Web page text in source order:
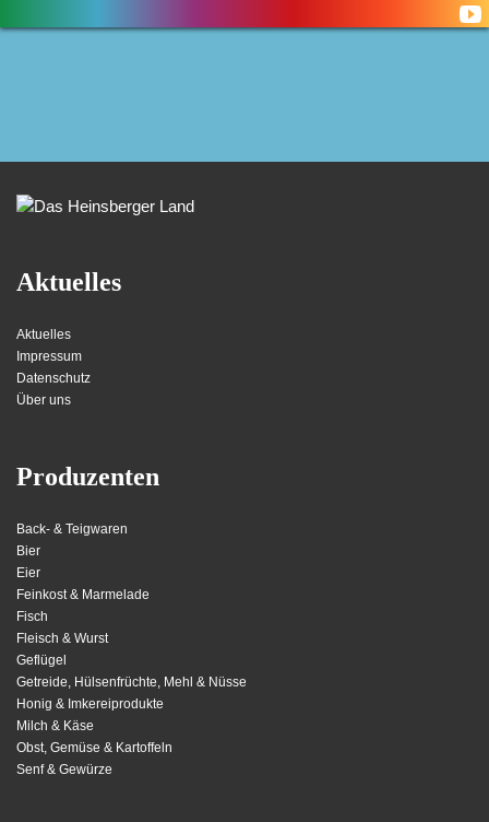
Aktuelles
Aktuelles
Impressum
Datenschutz
Über uns
Produzenten
Back- & Teigwaren
Bier
Eier
Feinkost & Marmelade
Fisch
Fleisch & Wurst
Geflügel
Getreide, Hülsenfrüchte, Mehl & Nüsse
Honig & Imkereiprodukte
Milch & Käse
Obst, Gemüse & Kartoffeln
Senf & Gewürze